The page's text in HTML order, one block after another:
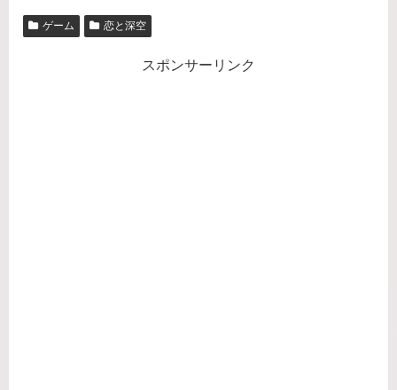
ゲーム 恋と深空
スポンサーリンク